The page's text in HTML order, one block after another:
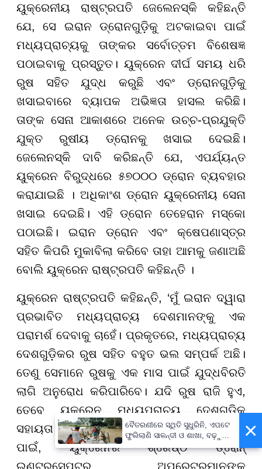
ୟୁକ୍ରେନୀୟ ରାଷ୍ଟ୍ରପତି ଜେଲେନସ୍କି କହିଛନ୍ତି
ଯେ, ସେ ଇରାନ ଡ୍ରୋନଗୁଡ଼ିକୁ ଅଟକାଇବା ପାଇଁ
ମଧ୍ୟପ୍ରାଚ୍ୟକୁ ତାଙ୍କର ସର୍ବୋତ୍ତମ ବିଶେଷଜ୍ଞ
ପଠାଇବାକୁ ପ୍ରସ୍ତୁତ। ୟୁକ୍ରେନ ଦୀର୍ଘ ସମୟ ଧରି
ରୁଷ ସହିତ ଯୁଦ୍ଧ କରୁଛି ଏବଂ ଡ୍ରୋନଗୁଡ଼ିକୁ
ଖସାଇବାରେ ବ୍ୟାପକ ଅଭିଜ୍ଞତା ହାସଲ କରିଛି।
ତାଙ୍କ ସେନା ଆକାଶରେ ଅନେକ ଉଚ୍ଚ-ପ୍ରଯୁକ୍ତି
ଯୁକ୍ତ ରୁଷୀୟ ଡ୍ରୋନକୁ ଖସାଇ ଦେଇଛି।
ଜେଲେନସ୍କି ଦାବି କରିଛନ୍ତି ଯେ, ଏପର୍ଯ୍ୟନ୍ତ
ୟୁକ୍ରେନ ବିରୁଦ୍ଧରେ ୫୭୦୦୦ ଡ୍ରୋନ ବ୍ୟବହାର
କରାଯାଇଛି । ଅଧିକାଂଶ ଡ୍ରୋନ ୟୁକ୍ରେନୀୟ ସେନା
ଖସାଇ ଦେଇଛି। ଏହି ଡ୍ରୋନ ତେହେରାନ ମସ୍କୋ
ପଠାଇଛି। ଇରାନ ଡ୍ରୋନ ଏବଂ କ୍ଷେପଣାସ୍ତ୍ର
ସହିତ କିପରି ମୁକାବିଲା କରିବେ ତାହା ଆମକୁ ଜଣାଅଛି
ବୋଲି ୟୁକ୍ରେନ ରାଷ୍ଟ୍ରପତି କହିଛନ୍ତି ।
ୟୁକ୍ରେନ ରାଷ୍ଟ୍ରପତି କହିଛନ୍ତି, ‘ମୁଁ ଇରାନ ଦ୍ୱାରା
ପ୍ରଭାବିତ ମଧ୍ୟପ୍ରାଚ୍ୟ ଦେଶମାନଙ୍କୁ ଏକ
ପରାମର୍ଶ ଦେବାକୁ ଚାହେଁ। ପ୍ରକୃତରେ, ମଧ୍ୟପ୍ରାଚ୍ୟ
ଦେଶଗୁଡ଼ିକର ରୁଷ ସହିତ ବହୁତ ଭଲ ସମ୍ପର୍କ ଅଛି।
ତେଣୁ ସେମାନେ ରୁଷକୁ ଏକ ମାସ ପାଇଁ ଯୁଦ୍ଧବିରତି
ଲାଗି ଅନୁରୋଧ କରିପାରିବେ। ଯଦି ରୁଷ ରାଜି ହୁଏ,
ତେବେ ୟୁକ୍ରେନ ମଧ୍ୟପ୍ରାଚ୍ୟ ଦେଶଗୁଡ଼ିକୁ
ସହାୟତା କରିବାକୁ ପ୍ରସ୍ତୁତ। ଏହାକୁ ହାସଲ କରିବା
ପାଇଁ, ୟୁକ୍ରେନର ଶ୍ରେଷ୍ଠ ଡ୍ରୋନ୍
ଇଣ୍ଟରସେପ୍ଟର ଅପରେଟରମାନଙ୍କୁ
×
ବୈତରଣୀରେ ସ୍ଥିତି ସୁଧୁରିନି, ଏପଟେ
ଫୁଲିଲାଣି ସାଳନ୍ଦୀ ଓ ଶାଖା, ବଢ଼ୁଛି
ବନ୍ୟା ଭୟ